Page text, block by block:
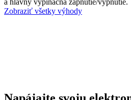
Zobraziť všetky výhody